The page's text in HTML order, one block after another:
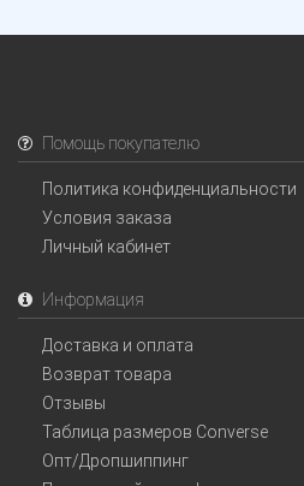
Помощь покупателю
Политика конфиденциальности
Условия заказа
Личный кабинет
Информация
Доставка и оплата
Возврат товара
Отзывы
Таблица размеров Converse
Опт/Дропшиппинг